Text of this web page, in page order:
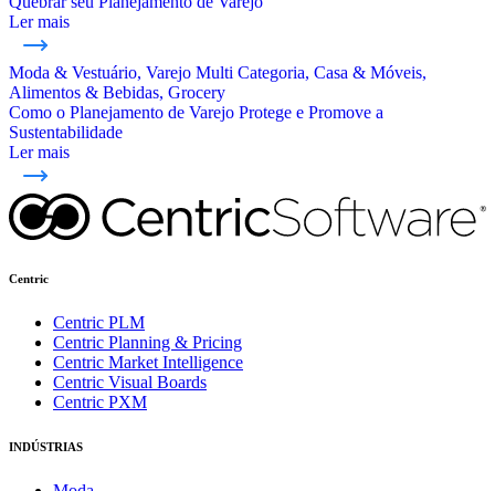
Ler mais
Moda & Vestuário, Varejo Multi Categoria, Casa & Móveis,
Alimentos & Bebidas, Grocery
Como o Planejamento de Varejo Protege e Promove a
Sustentabilidade
Ler mais
Centric
Centric PLM
Centric Planning & Pricing
Centric Market Intelligence
Centric Visual Boards
Centric PXM
INDÚSTRIAS